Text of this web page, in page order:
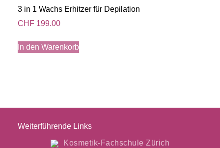
3 in 1 Wachs Erhitzer für Depilation
CHF 199.00
In den Warenkorb
Weiterführende Links
Kosmetik-Fachschule Zürich